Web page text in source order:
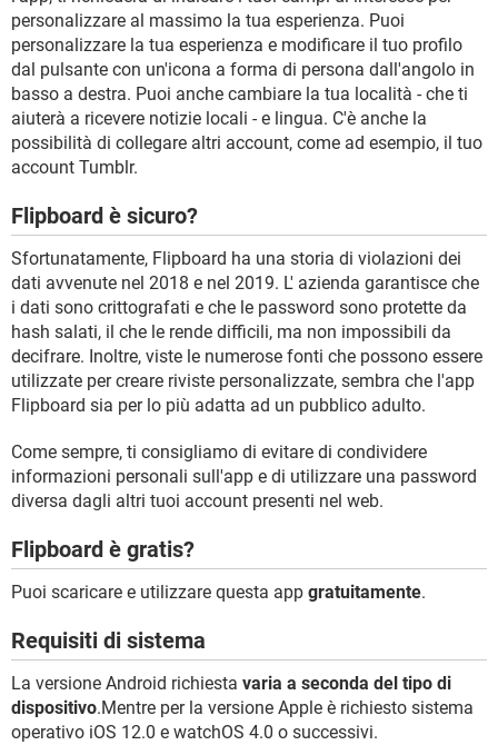
personalizzare al massimo la tua esperienza. Puoi
personalizzare la tua esperienza e modificare il tuo profilo
dal pulsante con un'icona a forma di persona dall'angolo in
basso a destra. Puoi anche cambiare la tua località - che ti
aiuterà a ricevere notizie locali - e lingua. C'è anche la
possibilità di collegare altri account, come ad esempio, il tuo
account Tumblr.
Flipboard è sicuro?
Sfortunatamente, Flipboard ha una storia di violazioni dei
dati avvenute nel 2018 e nel 2019. L' azienda garantisce che
i dati sono crittografati e che le password sono protette da
hash salati, il che le rende difficili, ma non impossibili da
decifrare. Inoltre, viste le numerose fonti che possono essere
utilizzate per creare riviste personalizzate, sembra che l'app
Flipboard sia per lo più adatta ad un pubblico adulto.
Come sempre, ti consigliamo di evitare di condividere
informazioni personali sull'app e di utilizzare una password
diversa dagli altri tuoi account presenti nel web.
Flipboard è gratis?
Puoi scaricare e utilizzare questa app gratuitamente.
Requisiti di sistema
La versione Android richiesta varia a seconda del tipo di
dispositivo.Mentre per la versione Apple è richiesto sistema
operativo iOS 12.0 e watchOS 4.0 o successivi.